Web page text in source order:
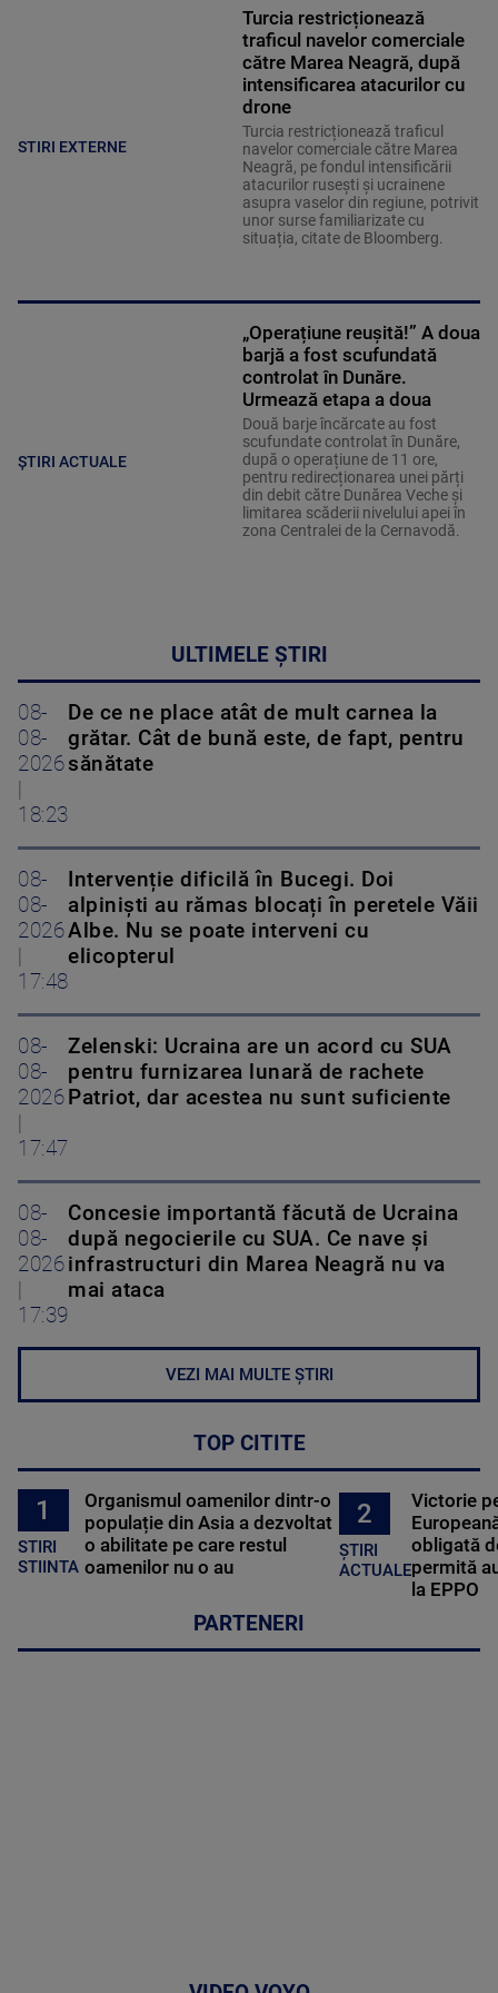
STIRI EXTERNE
Turcia restricționează
traficul navelor comerciale
către Marea Neagră, după
intensificarea atacurilor cu
drone
Turcia restricționează traficul
navelor comerciale către Marea
Neagră, pe fondul intensificării
atacurilor rusești și ucrainene
asupra vaselor din regiune, potrivit
unor surse familiarizate cu
situația, citate de Bloomberg.
ȘTIRI ACTUALE
„Operațiune reușită!” A doua
barjă a fost scufundată
controlat în Dunăre.
Urmează etapa a doua
Două barje încărcate au fost
scufundate controlat în Dunăre,
după o operațiune de 11 ore,
pentru redirecționarea unei părți
din debit către Dunărea Veche și
limitarea scăderii nivelului apei în
zona Centralei de la Cernavodă.
ULTIMELE ȘTIRI
08-
08-
2026
18:23
De ce ne place atât de mult carnea la
grătar. Cât de bună este, de fapt, pentru
sănătate
08-
08-
2026
17:48
Intervenție dificilă în Bucegi. Doi
alpiniști au rămas blocați în peretele Văii
Albe. Nu se poate interveni cu
elicopterul
08-
08-
2026
17:47
Zelenski: Ucraina are un acord cu SUA
pentru furnizarea lunară de rachete
Patriot, dar acestea nu sunt suficiente
08-
08-
2026
17:39
Concesie importantă făcută de Ucraina
după negocierile cu SUA. Ce nave şi
infrastructuri din Marea Neagră nu va
mai ataca
VEZI MAI MULTE ȘTIRI
TOP CITITE
1
STIRI
STIINTA
Organismul oamenilor dintr-o
populație din Asia a dezvoltat
o abilitate pe care restul
oamenilor nu o au
2
ȘTIRI
ACTUALE
Victorie
obligată
permită
la EPPO
PARTENERI